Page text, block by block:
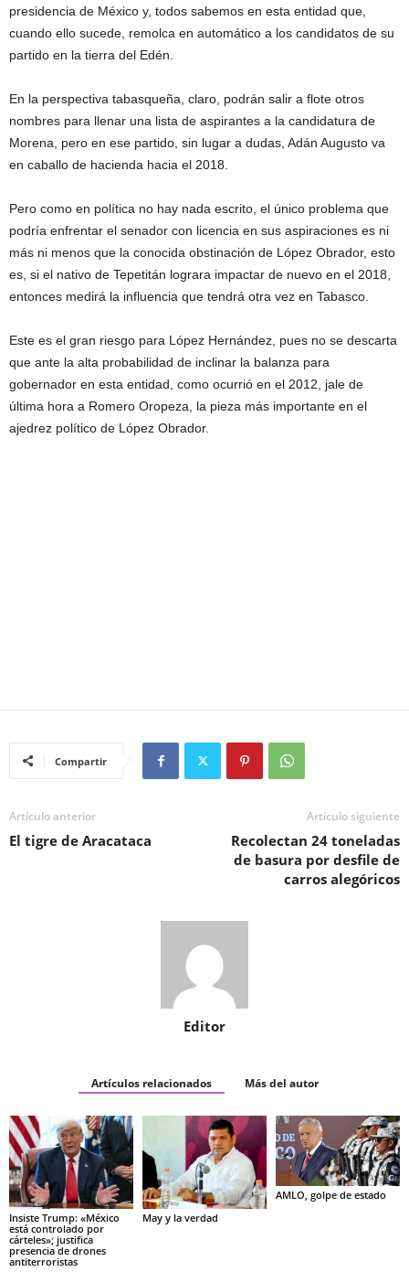
presidencia de México y, todos sabemos en esta entidad que,
cuando ello sucede, remolca en automático a los candidatos de su
partido en la tierra del Edén.
En la perspectiva tabasqueña, claro, podrán salir a flote otros
nombres para llenar una lista de aspirantes a la candidatura de
Morena, pero en ese partido, sin lugar a dudas, Adán Augusto va
en caballo de hacienda hacia el 2018.
Pero como en política no hay nada escrito, el único problema que
podría enfrentar el senador con licencia en sus aspiraciones es ni
más ni menos que la conocida obstinación de López Obrador, esto
es, si el nativo de Tepetitán lograra impactar de nuevo en el 2018,
entonces medirá la influencia que tendrá otra vez en Tabasco.
Este es el gran riesgo para López Hernández, pues no se descarta
que ante la alta probabilidad de inclinar la balanza para
gobernador en esta entidad, como ocurrió en el 2012, jale de
última hora a Romero Oropeza, la pieza más importante en el
ajedrez político de López Obrador.
Compartir
Artículo anterior
El tigre de Aracataca
Artículo siguiente
Recolectan 24 toneladas
de basura por desfile de
carros alegóricos
Editor
Artículos relacionados Más del autor
Insiste Trump: «México
está controlado por
cárteles»; justifica
presencia de drones
antiterroristas
May y la verdad
AMLO, golpe de estado